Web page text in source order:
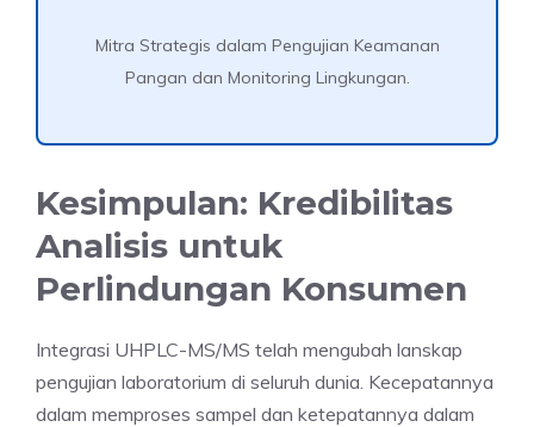
Mitra Strategis dalam Pengujian Keamanan
Pangan dan Monitoring Lingkungan.
Kesimpulan: Kredibilitas
Analisis untuk
Perlindungan Konsumen
Integrasi UHPLC-MS/MS telah mengubah lanskap
pengujian laboratorium di seluruh dunia. Kecepatannya
dalam memproses sampel dan ketepatannya dalam